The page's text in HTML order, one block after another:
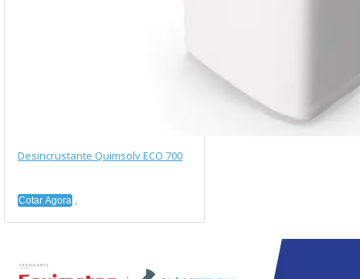
Desincrustante Quimsolv ECO 700
Cotar Agora